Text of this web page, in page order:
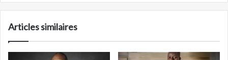
Articles similaires